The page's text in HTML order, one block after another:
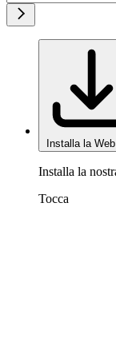
Installa la
Installa la
Tocca